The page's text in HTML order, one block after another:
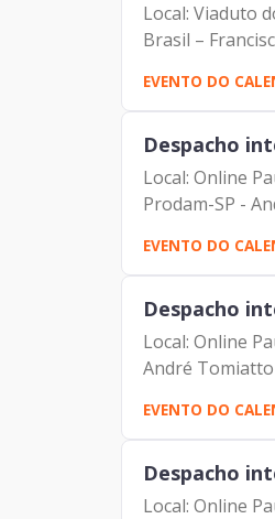
Local: Viaduto
Brasil –
EVENTO DO
Despacho
Local: Online
Prodam-SP -
EVENTO DO
Despacho
Local: Online
André Tomiatto
EVENTO DO
Despacho
Local: Online